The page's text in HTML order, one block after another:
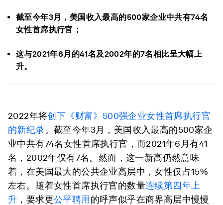
截至今年3月，美国收入最高的500家企业中共有74名
女性首席执行官；
这与2021年6月的41名及2002年的7名相比呈大幅上
升。
2022年将创下《财富》500强企业女性首席执行官
的新纪录。截至今年3月，美国收入最高的500家企
业中共有74名女性首席执行官，而2021年6月有41
名，2002年仅有7名。然而，这一新高仍然意味
着，在美国最大的公共企业高层中，女性仅占15%
左右。随着女性首席执行官的数量连续第四年上
升 ，要求更公平聘用 的呼声似乎在商界高层中慢慢